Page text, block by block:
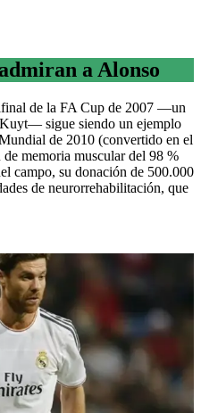
a Alonso
de la FA Cup de 2007 —un
sigue siendo un ejemplo
de 2010 (convertido en el
memoria muscular del 98 %
campo, su donación de 500.000
de neurorrehabilitación, que